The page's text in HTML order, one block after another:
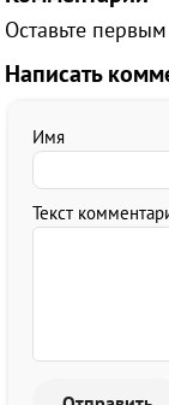
Оставьте
Написать
Имя
Текст